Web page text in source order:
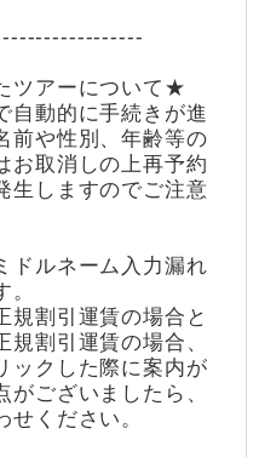
ツアーについて★
自動的に手続きが進
前や性別、年齢等の
お取消しの上再予約
生しますのでご注意
ドルネーム入力漏れ
割引運賃の場合と
割引運賃の場合、
ックした際に案内が
ございましたら、
せください。